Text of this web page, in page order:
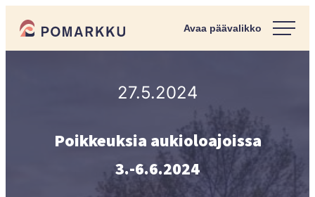
Siirry
suoraan
Pomarkun kunta
27.5.2024
Poikkeuksia aukioloajoissa
3.-6.6.2024